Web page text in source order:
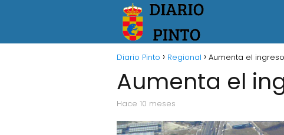
Diario Pinto Regional Aumenta el
Aumenta el
hace 10 meses